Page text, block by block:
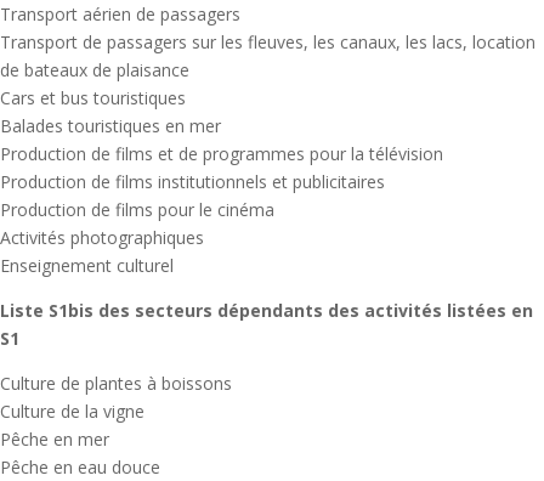
Transport aérien de passagers
Transport de passagers sur les fleuves, les canaux, les lacs, location
de bateaux de plaisance
Cars et bus touristiques
Balades touristiques en mer
Production de films et de programmes pour la télévision
Production de films institutionnels et publicitaires
Production de films pour le cinéma
Activités photographiques
Enseignement culturel
Liste S1bis des secteurs dépendants des activités listées en
S1
Culture de plantes à boissons
Culture de la vigne
Pêche en mer
Pêche en eau douce